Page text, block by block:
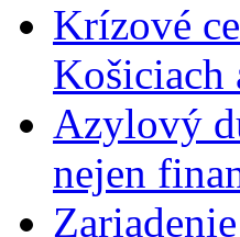
Krízové
Košiciach
Azylový
nejen